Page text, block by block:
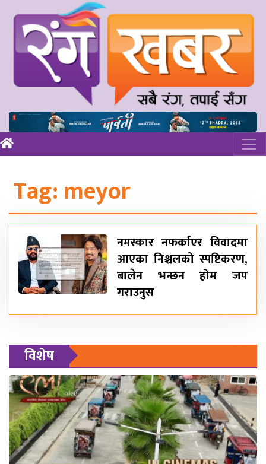
Tag:meyor
नमस्कार नफर्काएर विवादमा
आएका निश्चलको स्पष्टिकरण,
बालेन भन्छन होम जप
गराउनुस
विशेष